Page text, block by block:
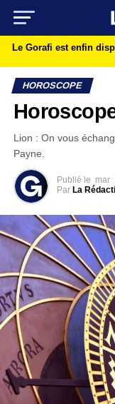
Le Gorafi est enfin
HOROSCOPE
Lion : On vous
Payne.
Publié le mar
Par La